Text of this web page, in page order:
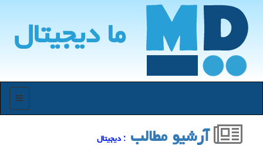
ما دیجیتال
منو
آرشیو مطالب : دیجیتال